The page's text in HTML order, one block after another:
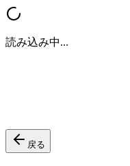
読み込み中...
戻る